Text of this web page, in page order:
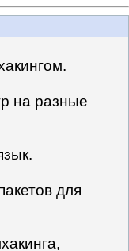
на разные
для